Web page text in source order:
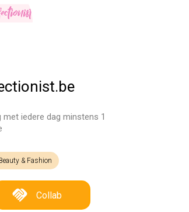
iedere dag minstens 1
& Fashion
Collab